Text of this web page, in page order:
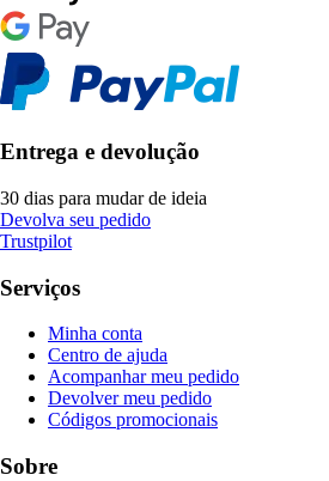
Entrega e devolução
30 dias para mudar de ideia
Devolva seu pedido
Trustpilot
Serviços
Minha conta
Centro de ajuda
Acompanhar meu pedido
Devolver meu pedido
Códigos promocionais
Sobre